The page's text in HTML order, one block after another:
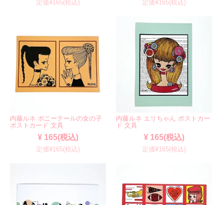
定価¥165(税込) 定価¥165(税込)
内藤ルネ ポニーテールの女の子
ポストカード 文具
¥ 165(税込)
定価¥165(税込)
内藤ルネ エリちゃん ポストカー
ド 文具
¥ 165(税込)
定価¥165(税込)